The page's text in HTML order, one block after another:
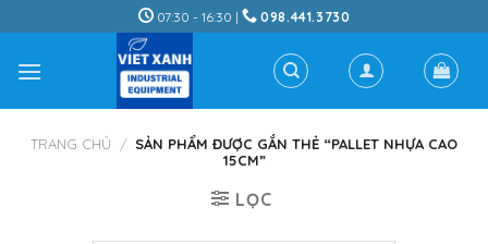
to
content
07:30 - 16:30 | 098.441.3730
TRANG CHỦ / SẢN PHẨM ĐƯỢC GẮN THẺ “PALLET NHỰA CAO
15CM”
LỌC